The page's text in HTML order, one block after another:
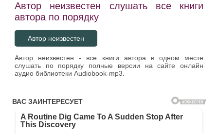
Автор неизвестен слушать все книги
автора по порядку
Автор неизвестен
Автор неизвестен - все книги автора в одном месте
слушать по порядку полные версии на сайте онлайн
аудио библиотеки Audiobook-mp3.